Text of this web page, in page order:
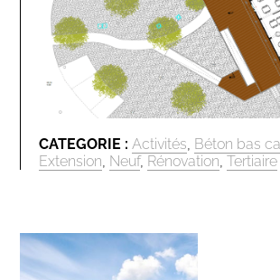
CATEGORIE :Activités, Béton bas
Extension, Neuf, Rénovation,Tertiaire